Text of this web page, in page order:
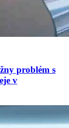
problém s
v